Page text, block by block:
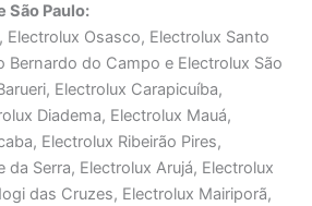
São Paulo:
Electrolux Osasco, Electrolux Santo
Bernardo do Campo e Electrolux São
Electrolux Carapicuíba,
Diadema, Electrolux Mauá,
Electrolux Ribeirão Pires,
da Serra, Electrolux Arujá, Electrolux
das Cruzes, Electrolux Mairiporã,